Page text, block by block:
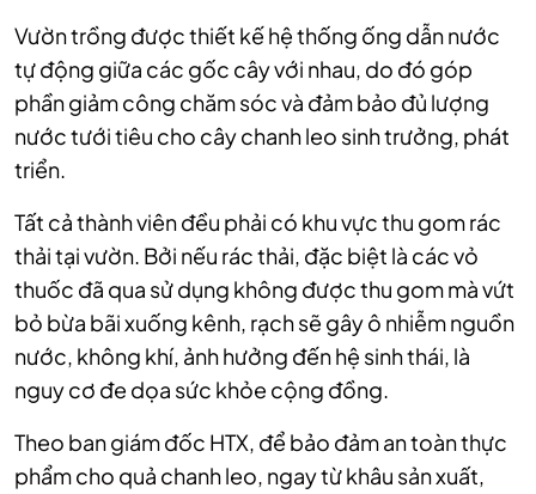
Vườn trồng được thiết kế hệ thống ống dẫn nước
tự động giữa các gốc cây với nhau, do đó góp
phần giảm công chăm sóc và đảm bảo đủ lượng
nước tưới tiêu cho cây chanh leo sinh trưởng, phát
triển.
Tất cả thành viên đều phải có khu vực thu gom rác
thải tại vườn. Bởi nếu rác thải, đặc biệt là các vỏ
thuốc đã qua sử dụng không được thu gom mà vứt
bỏ bừa bãi xuống kênh, rạch sẽ gây ô nhiễm nguồn
nước, không khí, ảnh hưởng đến hệ sinh thái, là
nguy cơ đe dọa sức khỏe cộng đồng.
Theo ban giám đốc HTX, để bảo đảm an toàn thực
phẩm cho quả chanh leo, ngay từ khâu sản xuất,